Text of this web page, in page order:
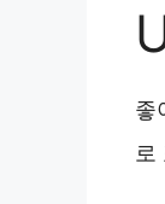
좋
로